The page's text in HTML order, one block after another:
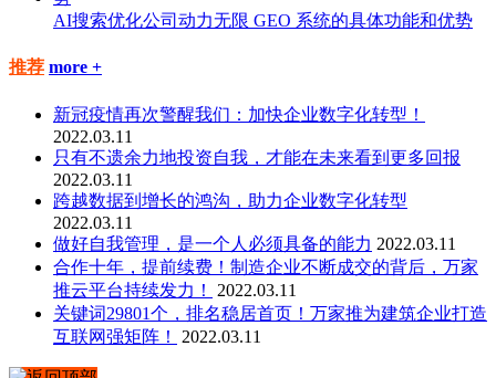
AI搜索优化公司动力无限 GEO 系统的具体功能和优势
推荐 more +
新冠疫情再次警醒我们：加快企业数字化转型！
2022.03.11
只有不遗余力地投资自我，才能在未来看到更多回报
2022.03.11
跨越数据到增长的鸿沟，助力企业数字化转型
2022.03.11
做好自我管理，是一个人必须具备的能力 2022.03.11
合作十年，提前续费！制造企业不断成交的背后，万家
推云平台持续发力！
2022.03.11
关键词29801个，排名稳居首页！万家推为建筑企业打造
互联网强矩阵！
2022.03.11